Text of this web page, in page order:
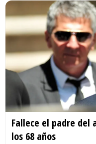
Fallece el padre del
los 68 años